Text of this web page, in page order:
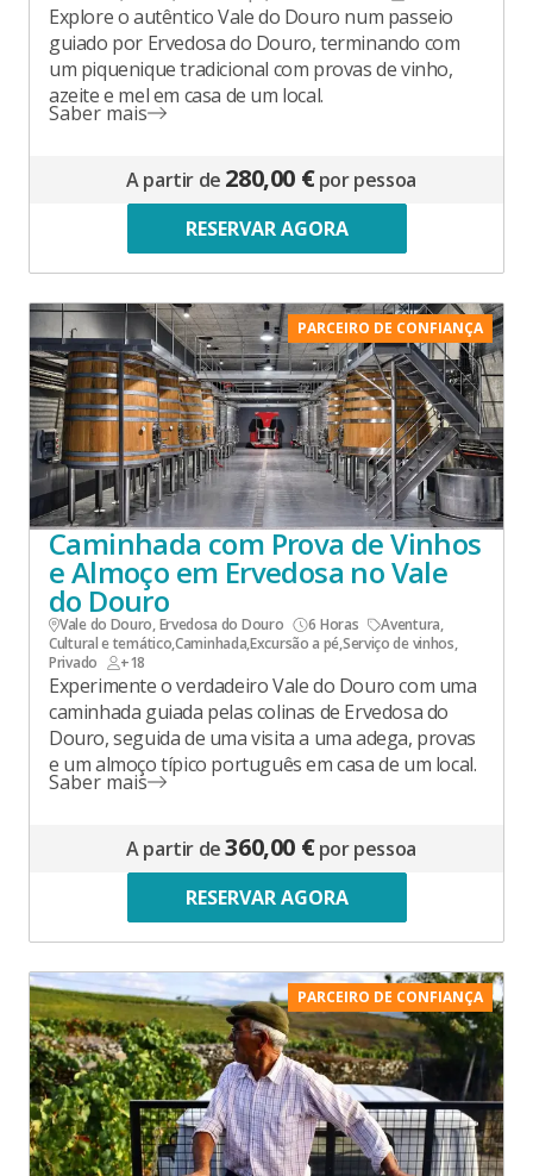
Explore o autêntico Vale do Douro num passeio
guiado por Ervedosa do Douro, terminando com
um piquenique tradicional com provas de vinho,
azeite e mel em casa de um local.
Saber mais
A partir de 280,00 € por pessoa
RESERVAR AGORA
PARCEIRO DE CONFIANÇA
Caminhada com Prova de Vinhos
e Almoço em Ervedosa no Vale
do Douro
Vale do Douro, Ervedosa do Douro 6 Horas Aventura,
Cultural e temático,Caminhada,Excursão a pé,Serviço de vinhos,
Privado
+18
Experimente o verdadeiro Vale do Douro com uma
caminhada guiada pelas colinas de Ervedosa do
Douro, seguida de uma visita a uma adega, provas
e um almoço típico português em casa de um local.
Saber mais
A partir de360,00 € por pessoa
RESERVAR AGORA
PARCEIRO DE CONFIANÇA